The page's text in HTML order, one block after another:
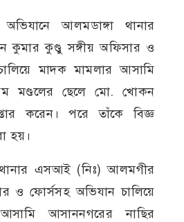
আলমডাঙ্গা থানার
কুণ্ডু সঙ্গীয় অফিসার ও
মাদক মামলার আসামি
মণ্ডলের ছেলে মো. খোকন
করেন। পরে তাঁকে বিজ্ঞ
হয়।
এসআই (নিঃ) আলমগীর
ও ফোর্সসহ অভিযান চালিয়ে
আসাননগরের নাছির